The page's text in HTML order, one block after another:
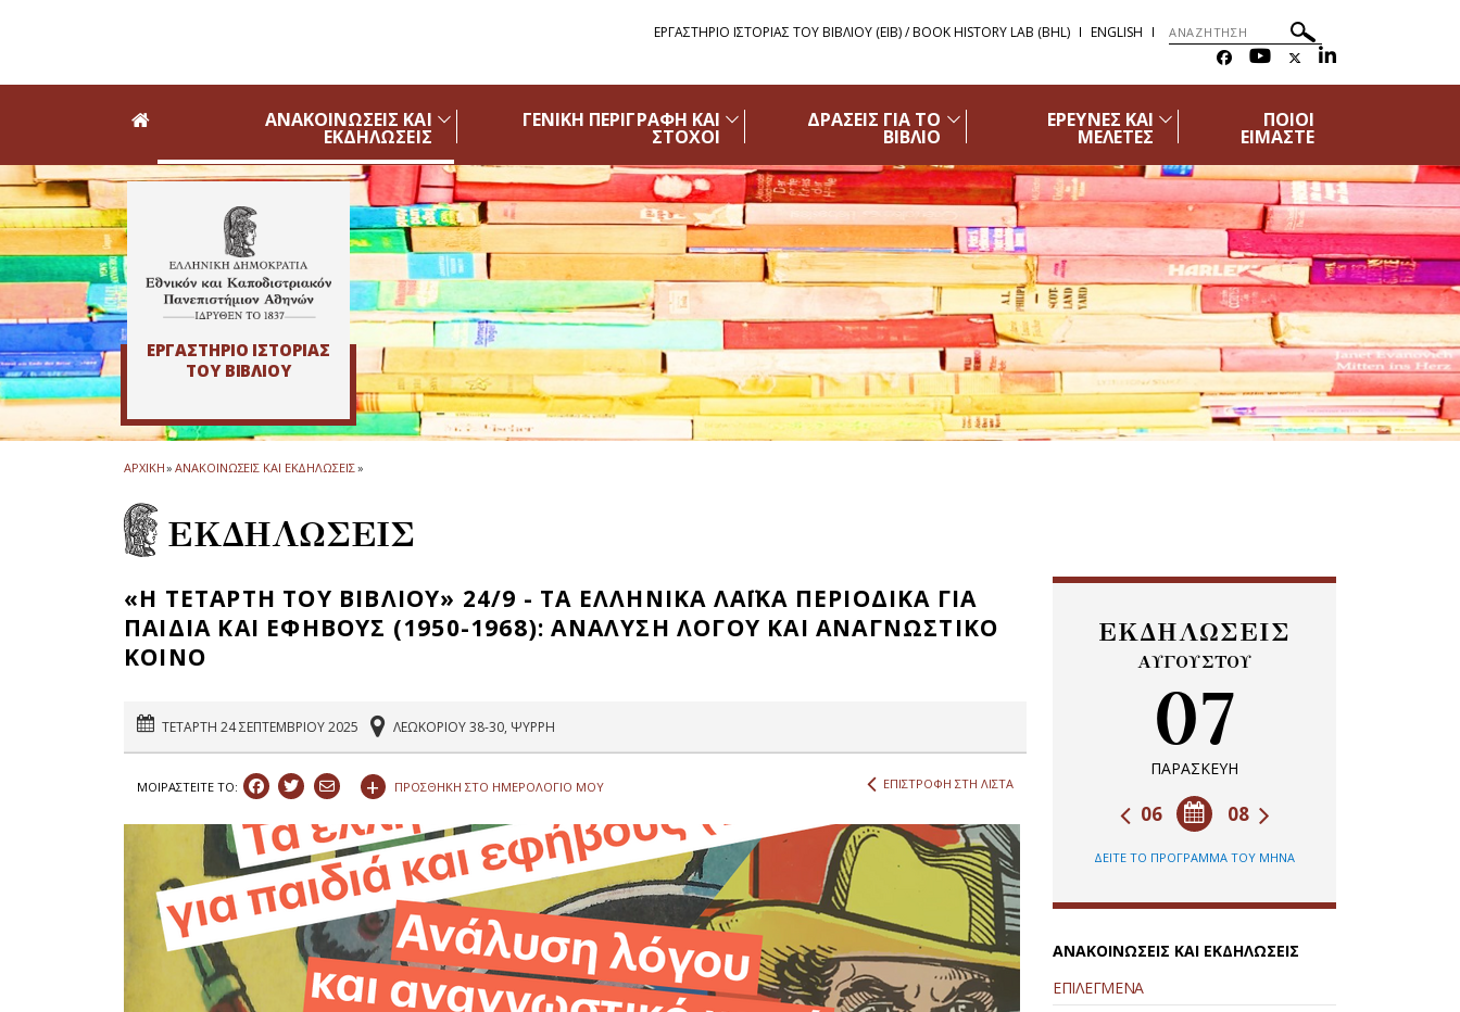
ΕΡΓΑΣΤΗΡΙΟ ΙΣΤΟΡΙΑΣ ΤΟΥ ΒΙΒΛΙΟΥ (ΕΙΒ) / BOOK HISTORY LAB (BHL) ENGLISH
ΑΝΑΚΟΙΝΩΣΕΙΣ ΚΑΙ
ΕΚΔΗΛΩΣΕΙΣ
ΓΕΝΙΚΗ ΠΕΡΙΓΡΑΦΗ ΚΑΙ
ΣΤΟΧΟΙ
ΔΡΑΣΕΙΣ ΓΙΑ ΤΟ
ΒΙΒΛΙΟ
ΕΡΕΥΝΕΣ ΚΑΙ
ΜΕΛΕΤΕΣ
ΠΟΙΟΙ
ΕΙΜΑΣΤΕ
ΕΡΓΑΣΤΗΡΙΟ ΙΣΤΟΡΙΑΣ
ΤΟΥ ΒΙΒΛΙΟΥ
ΑΡΧΙΚΗ» ΑΝΑΚΟΙΝΩΣΕΙΣ ΚΑΙ ΕΚΔΗΛΩΣΕΙΣ»
ΕΚΔΗΛΩΣΕΙΣ
«Η ΤΕΤΑΡΤΗ ΤΟΥ ΒΙΒΛΙΟΥ» 24/9 - ΤΑ ΕΛΛΗΝΙΚΑ ΛΑΪΚΑ ΠΕΡΙΟΔΙΚΑ ΓΙΑ
ΠΑΙΔΙΑ ΚΑΙ ΕΦΗΒΟΥΣ (1950-1968): ΑΝΑΛΥΣΗ ΛΟΓΟΥ ΚΑΙ ΑΝΑΓΝΩΣΤΙΚΟ
ΚΟΙΝΟ
ΤΕΤΑΡΤΗ 24 ΣΕΠΤΕΜΒΡΙΟΥ 2025 ΛΕΩΚΟΡΙΟΥ 38-30, ΨΥΡΡΗ
ΜΟΙΡΑΣΤEIΤΕ ΤΟ: + ΠΡΟΣΘΗΚΗ ΣΤΟ ΗΜΕΡΟΛΟΓΙΟ ΜΟΥ ΕΠΙΣΤΡΟΦΗ ΣΤΗ ΛΙΣΤΑ
ΕΚΔΗΛΩΣΕΙΣ
ΑΥΓΟΥΣΤΟΥ
07
ΠΑΡΑΣΚΕΥΗ
08
06
ΔΕΙΤΕ ΤΟ ΠΡΟΓΡΑΜΜΑ ΤΟΥ ΜΗΝΑ
ΑΝΑΚΟΙΝΩΣΕΙΣ ΚΑΙ ΕΚΔΗΛΩΣΕΙΣ
ΕΠΙΛΕΓΜΕΝΑ